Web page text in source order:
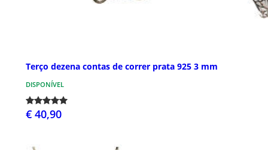
Terço dezena contas de correr prata 925 3 mm
DISPONÍVEL
€ 40,90